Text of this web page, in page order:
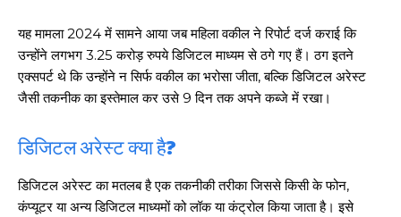
यह मामला 2024 में सामने आया जब महिला वकील ने रिपोर्ट दर्ज कराई कि
उन्होंने लगभग 3.25 करोड़ रुपये डिजिटल माध्यम से ठगे गए हैं। ठग इतने
एक्सपर्ट थे कि उन्होंने न सिर्फ वकील का भरोसा जीता, बल्कि डिजिटल अरेस्ट
जैसी तकनीक का इस्तेमाल कर उसे 9 दिन तक अपने कब्जे में रखा।
डिजिटल अरेस्ट क्या है?
डिजिटल अरेस्ट का मतलब है एक तकनीकी तरीका जिससे किसी के फोन,
कंप्यूटर या अन्य डिजिटल माध्यमों को लॉक या कंट्रोल किया जाता है। इसे